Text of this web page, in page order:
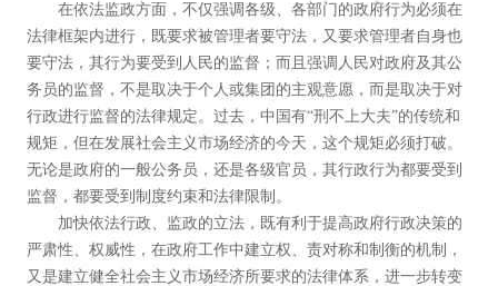
在依法监政方面，不仅强调各级、各部门的政府行为必须在
法律框架内进行，既要求被管理者要守法，又要求管理者自身也
要守法，其行为要受到人民的监督；而且强调人民对政府及其公
务员的监督，不是取决于个人或集团的主观意愿，而是取决于对
行政进行监督的法律规定。过去，中国有“刑不上大夫”的传统和
规矩，但在发展社会主义市场经济的今天，这个规矩必须打破。
无论是政府的一般公务员，还是各级官员，其行政行为都要受到
监督，都要受到制度约束和法律限制。
加快依法行政、监政的立法，既有利于提高政府行政决策的
严肃性、权威性，在政府工作中建立权、责对称和制衡的机制，
又是建立健全社会主义市场经济所要求的法律体系，进一步转变